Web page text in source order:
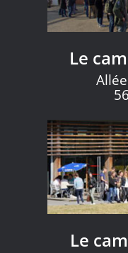
Le
Le